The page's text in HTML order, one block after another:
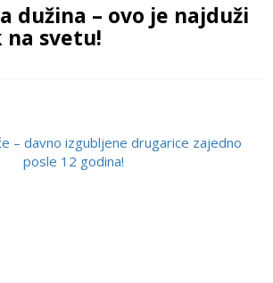
dužina – ovo je najduži
svetu!